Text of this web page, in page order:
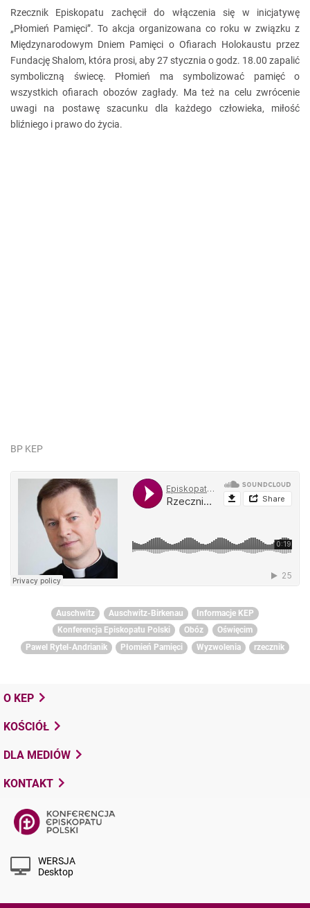
Rzecznik Episkopatu zachęcił do włączenia się w inicjatywę
„Płomień Pamięci”. To akcja organizowana co roku w związku z
Międzynarodowym Dniem Pamięci o Ofiarach Holokaustu przez
Fundację Shalom, która prosi, aby 27 stycznia o godz. 18.00 zapalić
symboliczną świecę. Płomień ma symbolizować pamięć o
wszystkich ofiarach obozów zagłady. Ma też na celu zwrócenie
uwagi na postawę szacunku dla każdego człowieka, miłość
bliźniego i prawo do życia.
BP KEP
Auschwitz Auschwitz-Birkenau
Informacje KEP
Konferencja Episkopatu Polski
Obóz
Oświęcim
Pawel Rytel-Andrianik
Płomień Pamięci Wyzwolenia rzecznik
O KEP
KOŚCIÓŁ
DLA MEDIÓW
KONTAKT
WERSJA
Desktop